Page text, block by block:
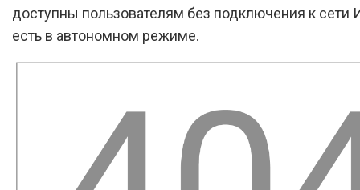
доступны пользователям без подключения к сети
есть в автономном режиме.